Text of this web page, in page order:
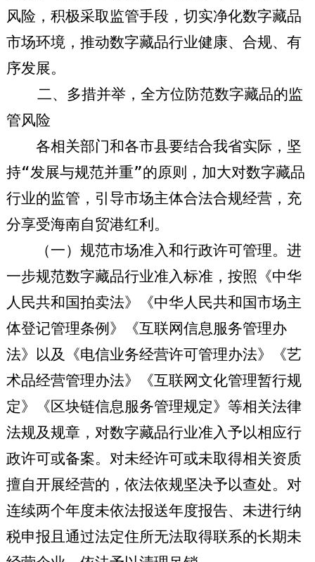
风险，积极采取监管手段，切实净化数字藏品
市场环境，推动数字藏品行业健康、合规、有
序发展。
二、多措并举，全方位防范数字藏品的监
管风险
各相关部门和各市县要结合我省实际，坚
持“发展与规范并重”的原则，加大对数字藏品
行业的监管，引导市场主体合法合规经营，充
分享受海南自贸港红利。
（一）规范市场准入和行政许可管理。进
一步规范数字藏品行业准入标准，按照《中华
人民共和国拍卖法》《中华人民共和国市场主
体登记管理条例》《互联网信息服务管理办
法》以及《电信业务经营许可管理办法》《艺
术品经营管理办法》《互联网文化管理暂行规
定》《区块链信息服务管理规定》等相关法律
法规及规章，对数字藏品行业准入予以相应行
政许可或备案。对未经许可或未取得相关资质
擅自开展经营的，依法依规坚决予以查处。对
连续两个年度未依法报送年度报告、未进行纳
税申报且通过法定住所无法取得联系的长期未